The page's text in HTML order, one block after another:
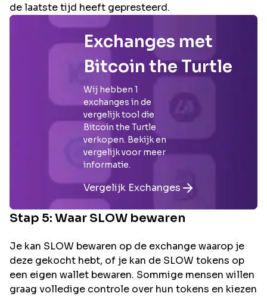
de laatste tijd heeft gepresteerd.
Exchanges met
Bitcoin the Turtle
Wij hebben 1
exchanges in de
vergelijk tool die
Bitcoin the Turtle
verkopen. Bekijk en
vergelijk voor meer
informatie.
Vergelijk Exchanges
Stap 5: Waar SLOW bewaren
Je kan SLOW bewaren op de exchange waarop je
deze gekocht hebt, of je kan de SLOW tokens op
een eigen wallet bewaren. Sommige mensen willen
graag volledige controle over hun tokens en kiezen